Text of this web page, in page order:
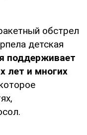
обстрел
детская
поддерживает
лет и многих